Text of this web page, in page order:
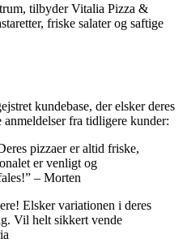
tilbyder Vitalia Pizza &
friske salater og saftige
kundebase, der elsker deres
fra tidligere kunder:
pizzaer er altid friske,
er venligt og
– Morten
Elsker variationen i deres
Vil helt sikkert vende